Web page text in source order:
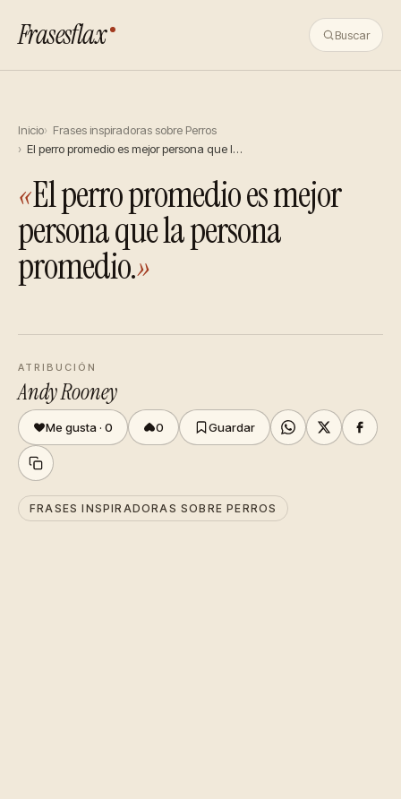
Frasesflax Buscar
Inicio
Frases inspiradoras sobre Perros
El perro promedio es mejor persona que l…
«El perro promedio es mejor
persona que la persona
promedio.»
ATRIBUCIÓN
Andy Rooney
Me gusta · 0 0 Guardar
FRASES INSPIRADORAS SOBRE PERROS